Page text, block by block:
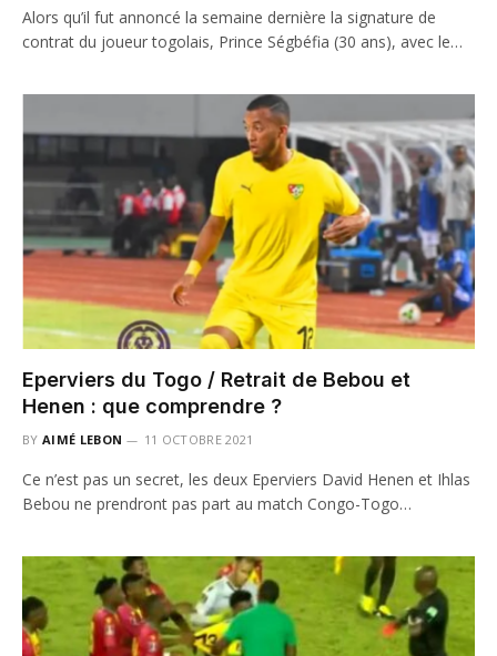
Alors qu’il fut annoncé la semaine dernière la signature de
contrat du joueur togolais, Prince Ségbéfia (30 ans), avec le…
Eperviers du Togo / Retrait de Bebou et
Henen : que comprendre ?
BY AIMÉ LEBON 11 OCTOBRE 2021
Ce n’est pas un secret, les deux Eperviers David Henen et Ihlas
Bebou ne prendront pas part au match Congo-Togo…